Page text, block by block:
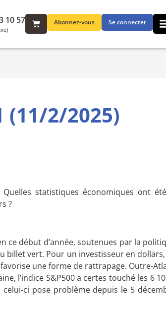
Abonnez-vous Se connecter
10 57
(11/2/2025)
statistiques économiques ont
?
ce début d’année, soutenues par la
billet vert. Pour un investisseur en
une forme de rattrapage. Outre-
l’indice S&P500 a certes touché les 6
ci pose problème depuis le 5